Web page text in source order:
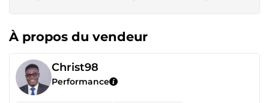
À propos du vendeur
Christ98
Performance